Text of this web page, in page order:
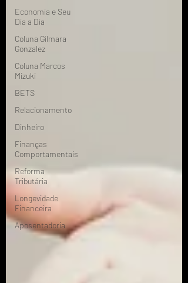
Economia e Seu
Dia a Dia
Coluna Gilmara
Gonzalez
Coluna Marcos
Mizuki
BETS
Relacionamento
Dinheiro
Finanças
Comportamentais
Reforma
Tributária
Longevidade
Financeira
Aposentadoria